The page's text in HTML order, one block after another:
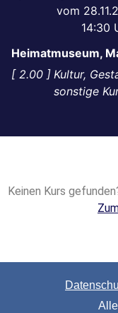
14:30
Heimatmuseum,
2.00
Kultur,
sonstige
Keinen Kurs